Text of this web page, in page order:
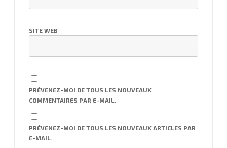
SITE WEB
PRÉVENEZ-MOI DE TOUS LES NOUVEAUX
COMMENTAIRES PAR E-MAIL.
PRÉVENEZ-MOI DE TOUS LES NOUVEAUX ARTICLES PAR
E-MAIL.